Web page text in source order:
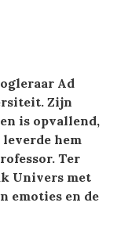
Ad
Zijn
is opvallend,
hem
Ter
Univers met
emoties en de